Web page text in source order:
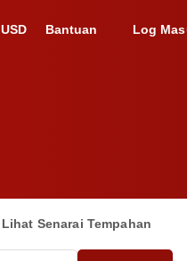
USD Bantuan Log
Lihat Senarai Tempahan